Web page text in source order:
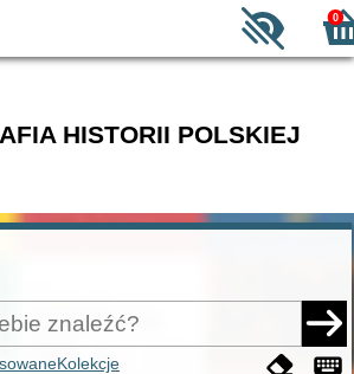
0
HISTORII POLSKIEJ
Kolekcje